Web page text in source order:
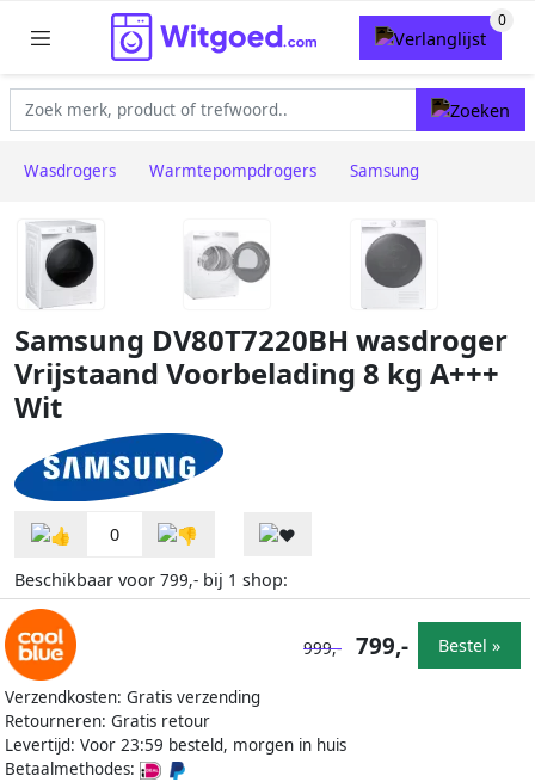
Wasdrogers Warmtepompdrogers Samsung
Samsung DV80T7220BH wasdroger
Vrijstaand Voorbelading 8 kg A+++
Wit
0
Beschikbaar voor 799,- bij 1 shop:
Verzendkosten: Gratis verzending
Retourneren: Gratis retour
Levertijd: Voor 23:59 besteld, morgen in huis
Betaalmethodes:
999,- 799,- Bestel »